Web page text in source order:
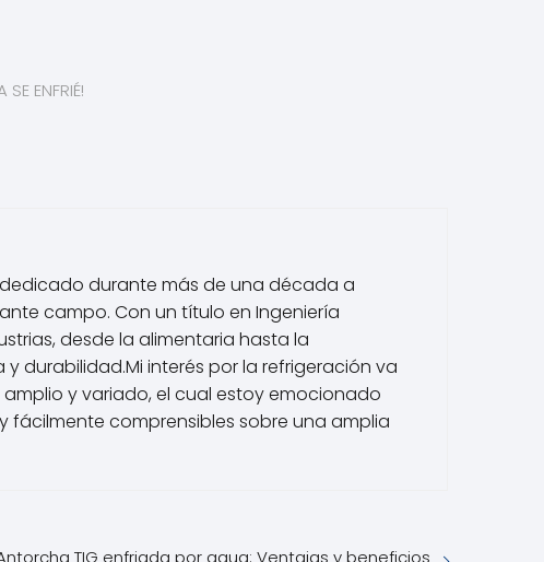
ENFRIÉ!
durante más de una década a
campo. Con un título en Ingeniería
desde la alimentaria hasta la
durabilidad.Mi interés por la refrigeración va
y variado, el cual estoy emocionado
fácilmente comprensibles sobre una amplia
TIG enfriada por agua: Ventajas y beneficios